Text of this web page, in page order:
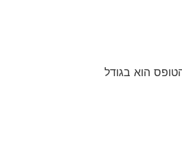
הוא בגודל